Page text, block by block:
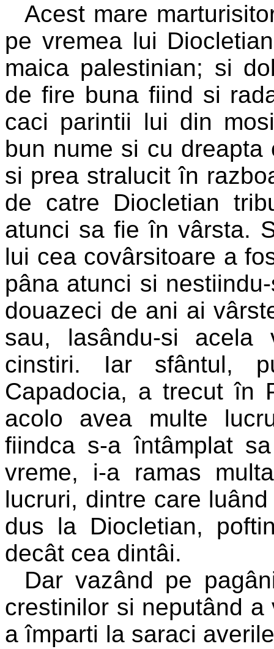
Acest mare
pe vremea lui
maica palestinian; si
de fire buna fiind si
caci parintii lui din
bun nume si cu
si prea stralucit în
de catre Diocletian
atunci sa fie în vârsta.
lui cea covârsitoare a
pâna atunci si
douazeci de ani ai
sau, lasându-si
cinstiri. Iar sfântul,
Capadocia, a trecut în
acolo avea multe
fiindca s-a întâmplat
vreme, i-a ramas
lucruri, dintre care
dus la Diocletian,
decât cea dintâi.
Dar vazând pe
crestinilor si neputând
a împarti la saraci